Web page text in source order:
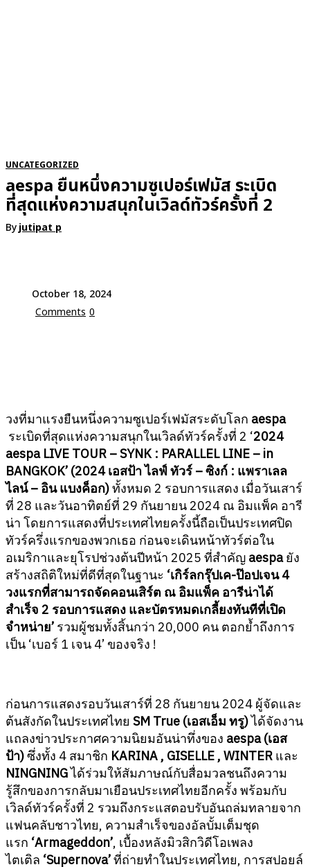
October 18, 2024
Comments 0
UNCATEGORIZED
aespa ยืนหนึ่งความซูเปอร์เฟมัส ระเบิด
ที่สุดแห่งความสนุกในเวิลด์ทัวร์ครั้งที่ 2
Byjutipat p
วงที่มาแรงยืนหนึ่งความซูเปอร์เฟมัสระดับโลก aespa
ระเบิดที่สุดแห่งความสนุกในเวิลด์ทัวร์ครั้งที่ 2 ‘2024
aespa LIVE TOUR – SYNK : PARALLEL LINE – in
BANGKOK’ (2024 เอสป้า ไลฟ์ ทัวร์ – ซิงก์ : แพราเลล
ไลน์ – อิน แบงค็อก)ทั้งหมด 2 รอบการแสดง เมื่อวันเสาร์
ที่ 28 และวันอาทิตย์ที่ 29 กันยายน 2024 ณ อิมแพ็ค อารี
น่า โดยการแสดงที่ประเทศไทยครั้งนี้ถือเป็นประเทศปิด
ทัวร์ครึ่งแรกของพวกเธอ ก่อนจะเดินหน้าทัวร์ต่อใน
อเมริกาและยุโรปช่วงต้นปีหน้า 2025 ที่สำคัญ aespaยัง
สร้างสถิติใหม่ที่ดีที่สุดในฐานะ ‘เกิร์ลกรุ๊ปเค-ป๊อปเจน 4
วงแรกที่สามารถจัดคอนเสิร์ต ณ อิมแพ็ค อารีน่าได้
สำเร็จ 2 รอบการแสดง และบัตรหมดเกลี้ยงทันทีที่เปิด
จำหน่าย’ รวมผู้ชมทั้งสิ้นกว่า 20,000 คน ตอกย้ำถึงการ
เป็น ‘เบอร์ 1 เจน 4’ ของจริง !
ก่อนการแสดงรอบวันเสาร์ที่ 28 กันยายน 2024 ผู้จัดและ
ต้นสังกัดในประเทศไทย SM True (เอสเอ็ม ทรู)ได้จัดงาน
แถลงข่าวประกาศความนิยมอันน่าทึ่งของ aespa (เอส
ป้า)ซึ่งทั้ง 4 สมาชิก KARINA , GISELLE , WINTER และ
NINGNINGได้ร่วมให้สัมภาษณ์กับสื่อมวลชนถึงความ
รู้สึกของการกลับมาเยือนประเทศไทยอีกครั้ง พร้อมกับ
เวิลด์ทัวร์ครั้งที่ 2 รวมถึงกระแสตอบรับอันถล่มทลายจาก
แฟนคลับชาวไทย, ความสำเร็จของอัลบั้มเต็มชุด
แรก ‘Armageddon’, เบื้องหลังมิวสิกวิดีโอเพลง
ไตเติล ‘Supernova’ที่ถ่ายทำในประเทศไทย, การสปอยล์